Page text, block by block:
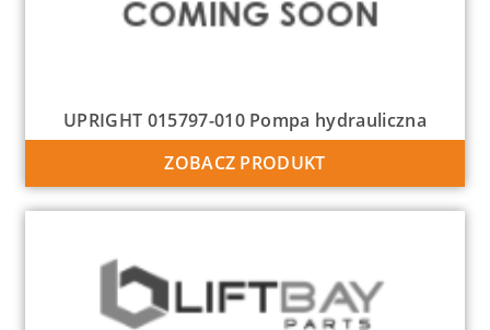
UPRIGHT 015797-010 Pompa hydrauliczna
ZOBACZ PRODUKT